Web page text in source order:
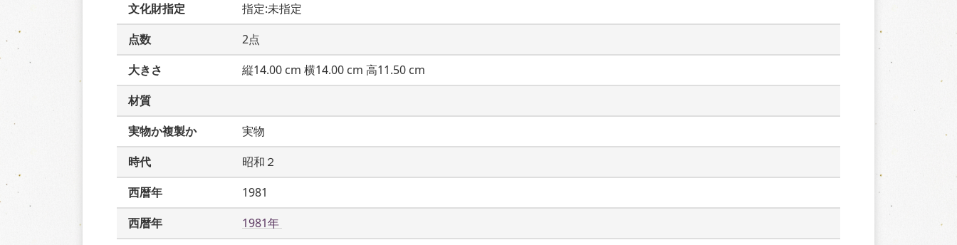
文化財指定
指定:未指定
点数
2点
大きさ
縦14.00 cm 横14.00 cm 高11.50 cm
材質
実物か複製か
実物
時代
昭和２
西暦年
1981
西暦年
1981年